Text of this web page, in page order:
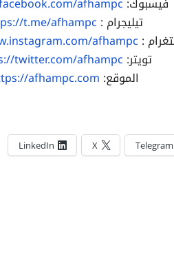
تيليجرام : t.me/afhampc
:
afhampc/
تويتر: twitter.com/afhampc
الموقع: afhampc.com
Telegram
X
LinkedIn